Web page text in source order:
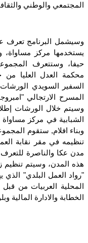
المجتمعي والوطني
وسيشمل البرنامج تعرف
يستخدمها مركز مساواة،
حيفا، وستتعرف
محكمة العدل العليا من
السفير السويدي
المسرح الارتجالي
وسيتم خلال الورشات
الشبابية في مركز مساواة
وبناء افلام, ستقوم
تنظيمه في مقر نقابة
مدن عكا والناصرة
هذه المدن، وسيتم تنظيم
"رواد العمل البلدي"
المحلية العربيات من
الخطابة والادارة المالية